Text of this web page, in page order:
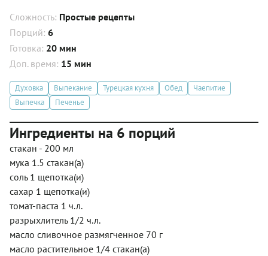
Сложность: Простые рецепты
Порций: 6
Готовка: 20 мин
Доп. время: 15 мин
Духовка Выпекание Турецкая кухня Обед
Чаепитие
Выпечка
Печенье
Ингредиенты на 6 порций
стакан - 200 мл
мука 1.5 стакан(а)
соль 1 щепотка(и)
сахар 1 щепотка(и)
томат-паста 1 ч.л.
разрыхлитель 1/2 ч.л.
масло сливочное размягченное 70 г
масло растительное 1/4 стакан(а)